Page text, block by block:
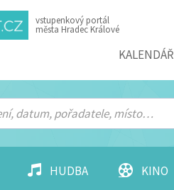
vstupenkový portál
města Hradec Králové
Menu
KALENDÁŘ
HUDBA KINO